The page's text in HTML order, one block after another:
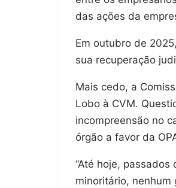
das ações da
Em outubro de
sua recuperação
Mais cedo, a
Lobo à CVM.
incompreensão no
órgão a favor da
“Até hoje,
minoritário,